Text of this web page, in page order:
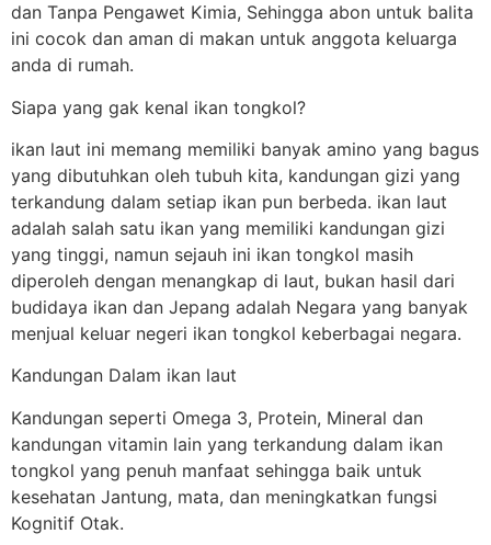
dan Tanpa Pengawet Kimia, Sehingga abon untuk balita
ini cocok dan aman di makan untuk anggota keluarga
anda di rumah.
Siapa yang gak kenal ikan tongkol?
ikan laut ini memang memiliki banyak amino yang bagus
yang dibutuhkan oleh tubuh kita, kandungan gizi yang
terkandung dalam setiap ikan pun berbeda. ikan laut
adalah salah satu ikan yang memiliki kandungan gizi
yang tinggi, namun sejauh ini ikan tongkol masih
diperoleh dengan menangkap di laut, bukan hasil dari
budidaya ikan dan Jepang adalah Negara yang banyak
menjual keluar negeri ikan tongkol keberbagai negara.
Kandungan Dalam ikan laut
Kandungan seperti Omega 3, Protein, Mineral dan
kandungan vitamin lain yang terkandung dalam ikan
tongkol yang penuh manfaat sehingga baik untuk
kesehatan Jantung, mata, dan meningkatkan fungsi
Kognitif Otak.